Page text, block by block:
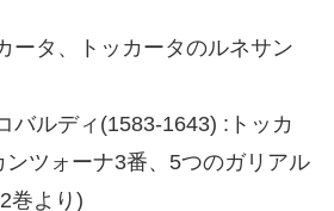
ータ、トッカータのルネサン
バルディ(1583-1643) :トッカ
ツォーナ3番、5つのガリアル
巻より)